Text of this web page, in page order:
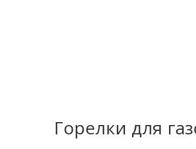
Горелки для